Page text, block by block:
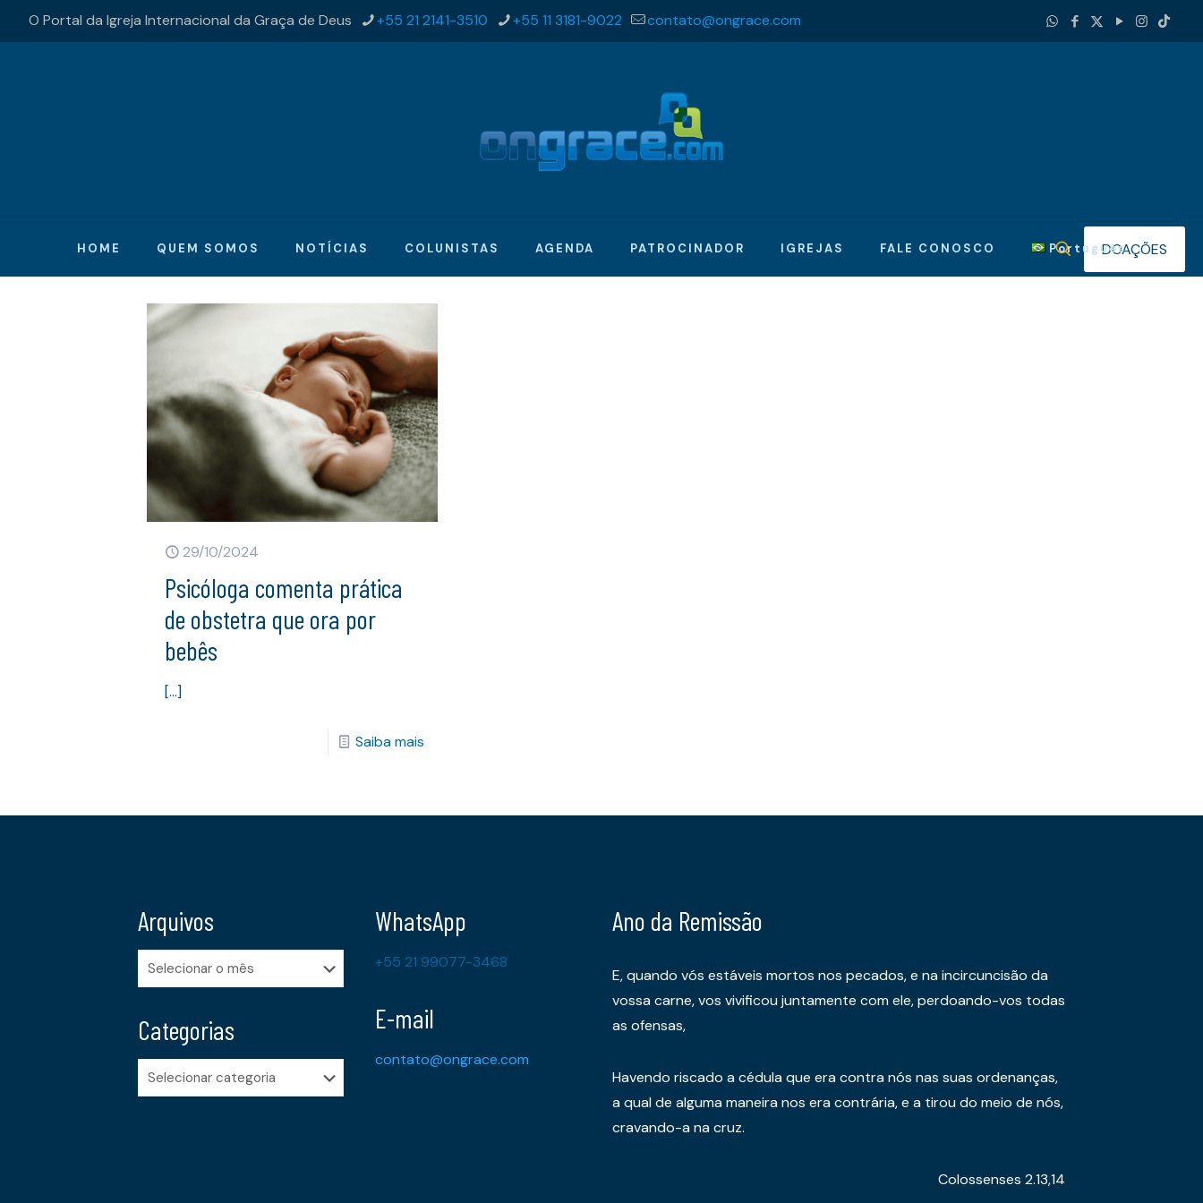
O Portal da Igreja Internacional da Graça de Deus +55 21 2141-3510 +55 11 3181-9022 contato@ongrace.com
HOME QUEM SOMOS NOTÍCIAS COLUNISTAS AGENDA PATROCINADOR IGREJAS FALE CONOSCO PortuguêsDOAÇÕES
29/10/2024
Psicóloga comenta prática
de obstetra que ora por
bebês
[…]
Saiba mais
Arquivos
Arquivos
Categorias
Categorias
WhatsApp
+55 21 99077-3468
E-mail
contato@ongrace.com
Ano da Remissão
E, quando vós estáveis mortos nos pecados, e na incircuncisão da
vossa carne, vos vivificou juntamente com ele, perdoando-vos todas
as ofensas,
Havendo riscado a cédula que era contra nós nas suas ordenanças,
a qual de alguma maneira nos era contrária, e a tirou do meio de nós,
cravando-a na cruz.
Colossenses 2.13,14